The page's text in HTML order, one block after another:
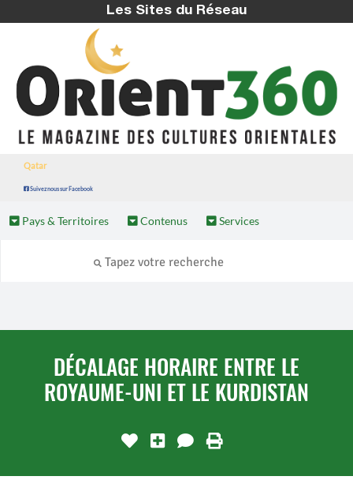
Les Sites du Réseau
Qatar
Suivez nous sur Facebook
Pays & Territoires Contenus Services
DÉCALAGE HORAIRE ENTRE LE
ROYAUME-UNI ET LE KURDISTAN